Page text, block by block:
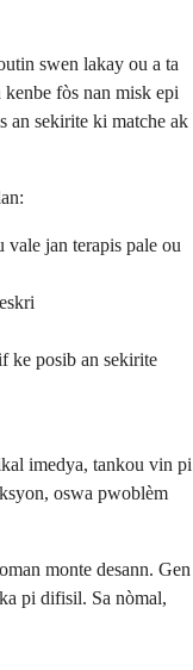
swen lakay ou a ta
fòs nan misk epi
an sekirite ki matche ak
jan terapis pale ou
ke posib an sekirite
imedya, tankou vin pi
oswa pwoblèm
monte desann. Gen
pi difisil. Sa nòmal,